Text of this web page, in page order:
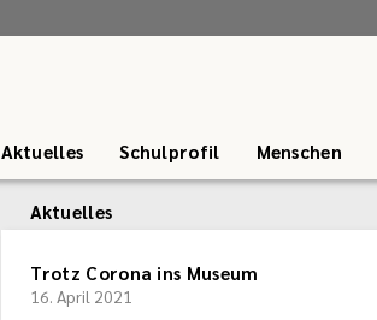
Aktuelles Schulprofil Menschen
Aktuelles
Trotz Corona ins Museum
16. April 2021